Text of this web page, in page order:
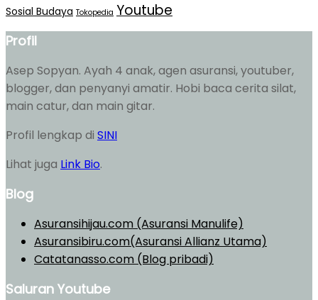
Sosial Budaya Tokopedia Youtube
Profil
Asep Sopyan. Ayah 4 anak, agen asuransi, youtuber,
blogger, dan penyanyi amatir. Hobi baca cerita silat,
main catur, dan main gitar.
Profil lengkap di SINI
Lihat juga Link Bio.
Blog
Asuransihijau.com (Asuransi Manulife)
Asuransibiru.com(Asuransi Allianz Utama)
Catatanasso.com (Blog pribadi)
Saluran Youtube